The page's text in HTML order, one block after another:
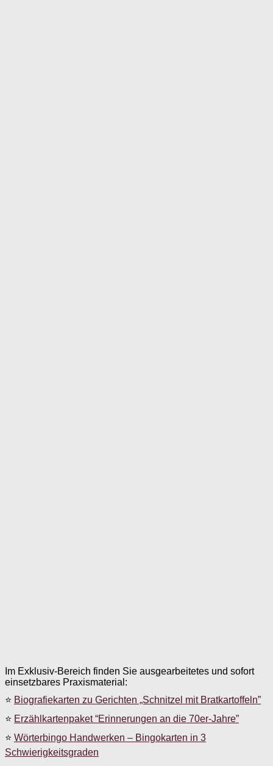
Im Exklusiv-Bereich finden Sie ausgearbeitetes und sofort
einsetzbares Praxismaterial:
⭐ Biografiekarten zu Gerichten „Schnitzel mit Bratkartoffeln”
⭐ Erzählkartenpaket “Erinnerungen an die 70er-Jahre”
⭐ Wörterbingo Handwerken – Bingokarten in 3
Schwierigkeitsgraden